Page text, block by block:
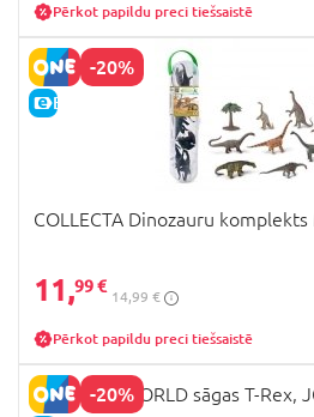
Pērkot papildu preci tiešsaistē
-20%
E-CENA
COLLECTA Dinozauru
11,99 €
14,99 €
Pērkot papildu preci tiešsaistē
-20%
JURASSIC WORLD sāgas T-Rex,